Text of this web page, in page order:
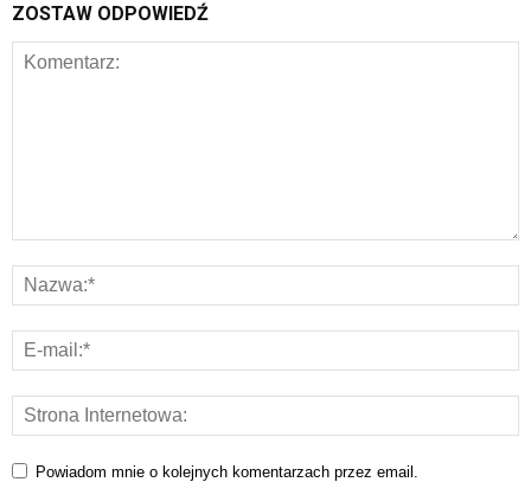
ZOSTAW ODPOWIEDŹ
Powiadom mnie o kolejnych komentarzach przez email.